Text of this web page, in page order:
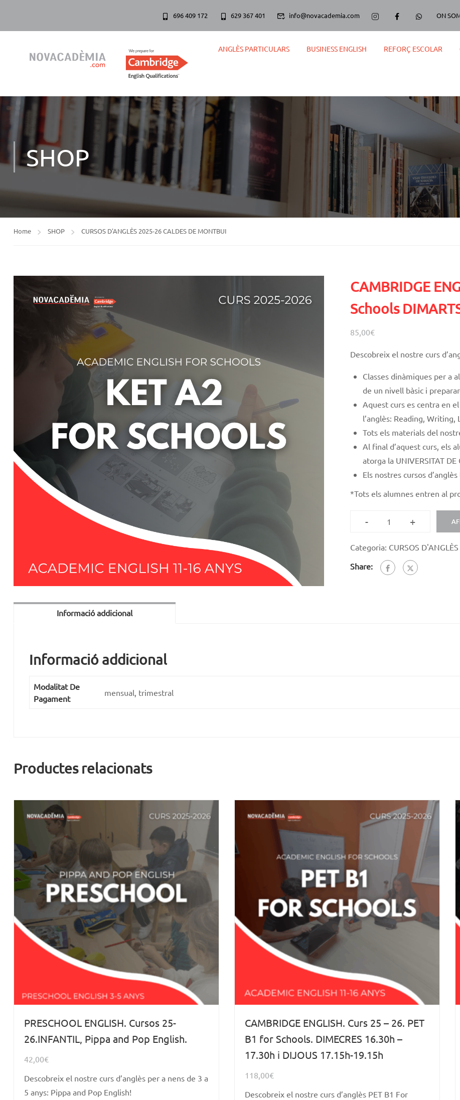
696 409 172 629 367 401 info@novacademia.com ON
ANGLÈS PARTICULARS BUSINESS ENGLISH REFORÇ ESCOLAR
SHOP
Home SHOP CURSOS D'ANGLÈS 2025-26 CALDES DE MONTBUI
CAMBRIDGE
Schools
85,00€
Descobreix el nostre curs
Classes dinàmiques per a
de un nivell bàsic i
Aquest curs es centra en
l’anglès: Reading, Writing,
Tots els materials del
Al final d’aquest curs, els
atorga la UNIVERSITAT DE
Els nostres cursos
*Tots els alumnes entren al
- +
Categoria: CURSOS
Share:
Informació addicional
Informació addicional
Modalitat De
Pagament
mensual, trimestral
Productes relacionats
PRESCHOOL ENGLISH. Cursos 25-
26.INFANTIL, Pippa and Pop English.
42,00€
Descobreix el nostre curs d’anglès per a nens de 3 a
5 anys: Pippa and Pop English!
CAMBRIDGE ENGLISH. Curs 25 – 26. PET
B1 for Schools. DIMECRES 16.30h –
17.30h i DIJOUS 17.15h-19.15h
118,00€
Descobreix el nostre curs d’anglès PET B1 For